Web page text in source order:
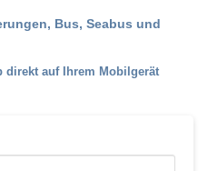
Bus, Seabus und
direkt auf Ihrem Mobilgerät